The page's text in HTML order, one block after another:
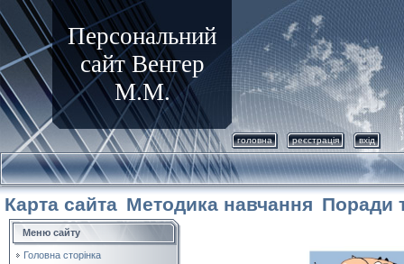
Персональний
сайт Венгер
М.М.
головна реєстрація вхід
Карта сайта Методика навчання Поради
Меню сайту
Головна сторінка